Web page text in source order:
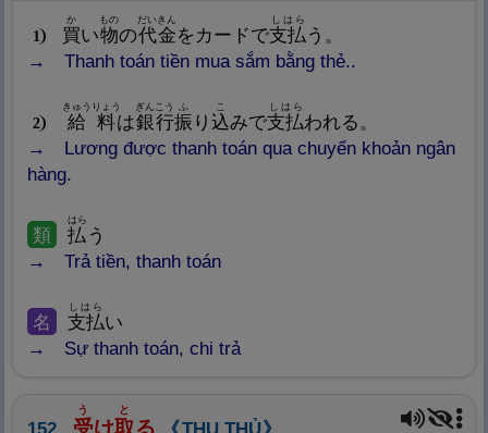
1 買
か
い物
もの
の代金
だいきん
をカードで支払
しはら
う。
Thanh toán tiền mua sắm bằng thẻ..
2 給料
きゅうりょう
は銀行
ぎんこう
振
ふ
り込
こ
みで支払
しはら
われる。
Lương được thanh toán qua chuyển khoản ngân
hàng.
類 払
はら
う
Trả tiền, thanh toán
名 支払
しはら
い
Sự thanh toán, chi trả
受
う
け取
と
る